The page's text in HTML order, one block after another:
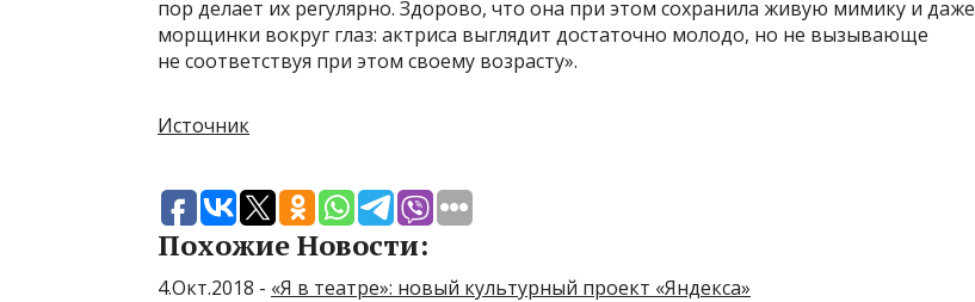
пор делает их регулярно. Здорово, что она при этом сохранила живую мимику и даже
морщинки вокруг глаз: актриса выглядит достаточно молодо, но не вызывающе
не соответствуя при этом своему возрасту».
Источник
Похожие Новости:
4.Окт.2018 - «Я в театре»: новый культурный проект «Яндекса»